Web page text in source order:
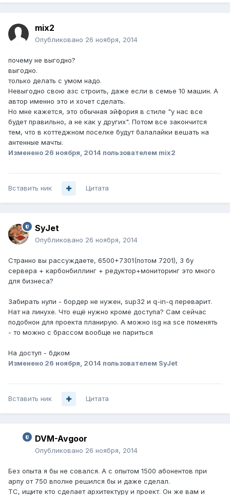
mix2
Опубликовано 26 ноября, 2014
почему не выгодно?
выгодно.
только делать с умом надо.
Невыгодно свою азс строить, даже если в семье 10 машин. А
автор именно это и хочет сделать.
Но мне кажется, это обычная эйфория в стиле "у нас все
будет правильно, а не как у других". Потом все закончится
тем, что в коттеджном поселке будут балалайки вешать на
антенные мачты.
Изменено 26 ноября, 2014 пользователем mix2
Вставить ник Цитата
SyJet
Опубликовано 26 ноября, 2014
Странно вы рассуждаете, 6500+7301(потом 7201), 3 бу
сервера + карбонбиллинг + редуктор+мониторинг это много
для бизнеса?
Забирать нули - бордер не нужен, sup32 и q-in-q переварит.
Нат на линухе. Что ещё нужно кроме доступа? Сам сейчас
подобнон для проекта планирую. А можно isg на sce поменять
- то можно с брассом вообще не париться
На доступ - бдком
Изменено 26 ноября, 2014 пользователем SyJet
Вставить ник Цитата
DVM-Avgoor
Опубликовано 26 ноября, 2014
Без опыта я бы не совался. А с опытом 1500 абонентов при
арпу от 750 вполне решился бы и даже сделал.
ТС, ищите кто сделает архитектуру и проект. Он же вам и